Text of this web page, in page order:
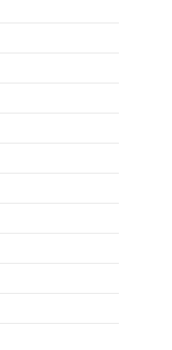
জন
সেপ্টেম্বর ৬, ২০১৮